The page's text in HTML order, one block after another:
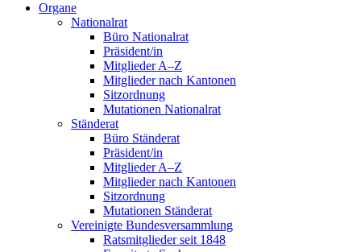
Organe
Nationalrat
Büro Nationalrat
Präsident/in
Mitglieder A–Z
Mitglieder nach Kantonen
Sitzordnung
Mutationen Nationalrat
Ständerat
Büro Ständerat
Präsident/in
Mitglieder A–Z
Mitglieder nach Kantonen
Sitzordnung
Mutationen Ständerat
Vereinigte Bundesversammlung
Ratsmitglieder seit 1848